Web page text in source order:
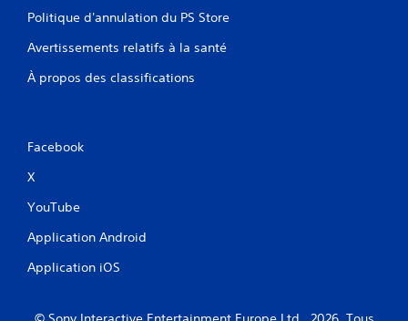
Politique d'annulation du PS Store
Avertissements relatifs à la santé
À propos des classifications
Facebook
X
YouTube
Application Android
Application iOS